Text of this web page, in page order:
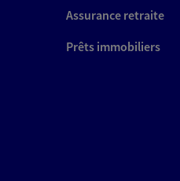
Assurance retraite
Prêts immobiliers